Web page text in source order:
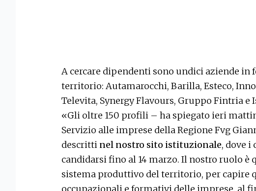
A cercare dipendenti sono undici aziende in
territorio: Autamarocchi, Barilla, Esteco,
Televita, Synergy Flavours, Gruppo Fintria e
«Gli oltre 150 profili – ha spiegato ieri
Servizio alle imprese della Regione Fvg
descritti nel nostro sito istituzionale, dove
candidarsi fino al 14 marzo. Il nostro ruolo è
sistema produttivo del territorio, per capire